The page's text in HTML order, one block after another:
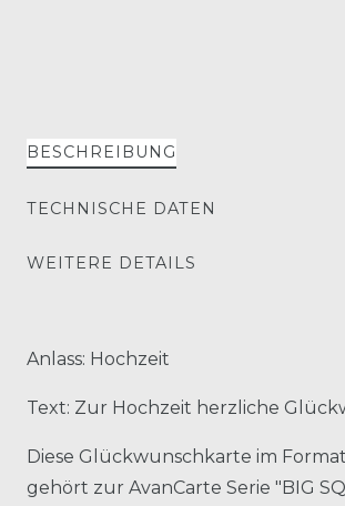
BESCHREIBUNG
TECHNISCHE DATEN
WEITERE DETAILS
Anlass: Hochzeit
Text: Zur Hochzeit herzliche
Diese Glückwunschkarte im Format
gehört zur AvanCarte Serie "BIG